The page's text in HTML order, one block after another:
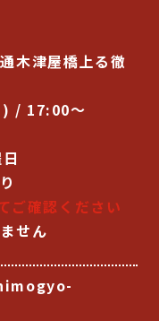
木津屋橋上る徹
/ 17:00～
確認ください
せん